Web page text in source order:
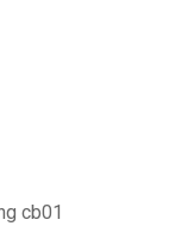
cb01